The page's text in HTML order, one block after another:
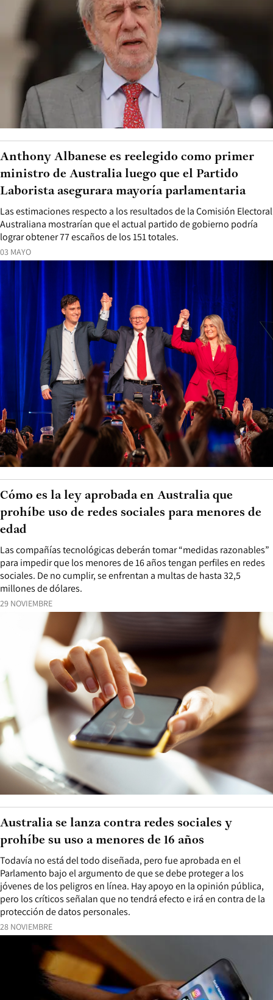
03 MAYO
Las estimaciones respecto a los resultados de la Comisión Electoral
Australiana mostrarían que el actual partido de gobierno podría
lograr obtener 77 escaños de los 151 totales.
Anthony Albanese es reelegido como primer
ministro de Australia luego que el Partido
Laborista asegurara mayoría parlamentaria
29 NOVIEMBRE
Las compañías tecnológicas deberán tomar “medidas razonables”
para impedir que los menores de 16 años tengan perfiles en redes
sociales. De no cumplir, se enfrentan a multas de hasta 32,5
millones de dólares.
Cómo es la ley aprobada en Australia que
prohíbe uso de redes sociales para menores de
edad
28 NOVIEMBRE
Todavía no está del todo diseñada, pero fue aprobada en el
Parlamento bajo el argumento de que se debe proteger a los
jóvenes de los peligros en línea. Hay apoyo en la opinión pública,
pero los críticos señalan que no tendrá efecto e irá en contra de la
protección de datos personales.
Australia se lanza contra redes sociales y
prohíbe su uso a menores de 16 años